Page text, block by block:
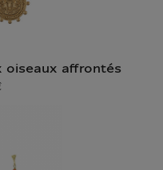
oiseaux affrontés